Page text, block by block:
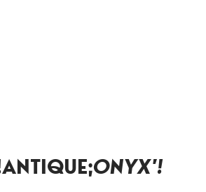
ONYX’!